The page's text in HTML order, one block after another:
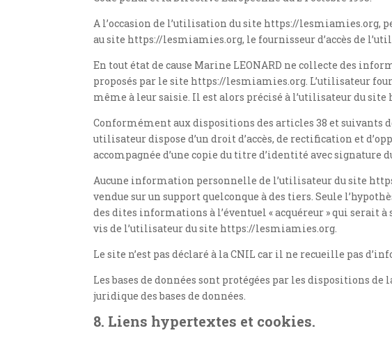
A l’occasion de l’utilisation du site https://lesmiamies.org,
au site https://lesmiamies.org, le fournisseur d’accès de
En tout état de cause Marine LEONARD ne collecte des
proposés par le site https://lesmiamies.org. L’utilisateur
même à leur saisie. Il est alors précisé à l’utilisateur du
Conformément aux dispositions des articles 38 et suivants
utilisateur dispose d’un droit d’accès, de rectification et
accompagnée d’une copie du titre d’identité avec signature
Aucune information personnelle de l’utilisateur du site
vendue sur un support quelconque à des tiers. Seule
des dites informations à l’éventuel « acquéreur » qui serait
vis de l’utilisateur du site https://lesmiamies.org.
Le site n’est pas déclaré à la CNIL car il ne recueille pas
Les bases de données sont protégées par les dispositions
juridique des bases de données.
8. Liens hypertextes et cookies.